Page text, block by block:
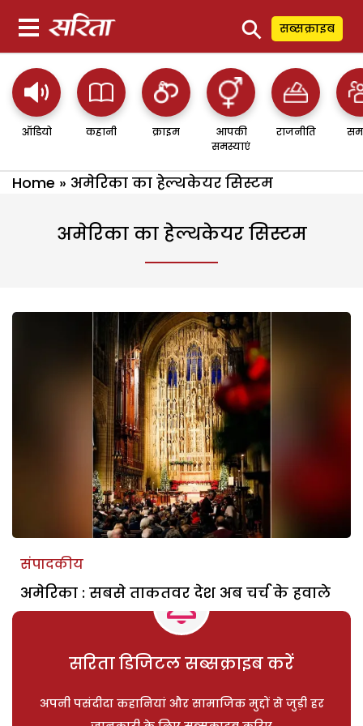
⚲ सब्सक्राइब
ऑडियो कहानी क्राइम
आपकी
समस्याएं
राजनीति
Home » अमेरिका का हेल्थकेयर सिस्टम
अमेरिका का हेल्थकेयर सिस्टम
संपादकीय
अमेरिका : सबसे ताकतवर देश अब चर्च के हवाले
सरिता डिजिटल सब्सक्राइब करें
अपनी पसंदीदा कहानियां और सामाजिक मुद्दों से जुड़ी हर